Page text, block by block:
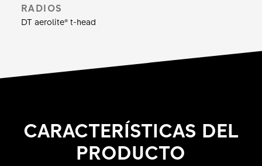
RADIOS
DT aerolite® t-head
CARACTERÍSTICAS DEL
PRODUCTO